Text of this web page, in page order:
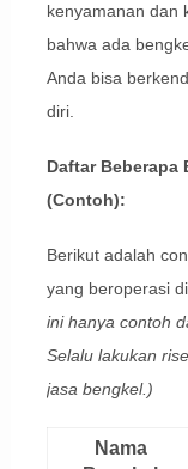
kenyamanan dan
bahwa ada
Anda bisa
diri.
Daftar Beberapa
(Contoh):
Berikut adalah
yang beroperasi
ini hanya contoh
Selalu lakukan
jasa bengkel.)
Nama